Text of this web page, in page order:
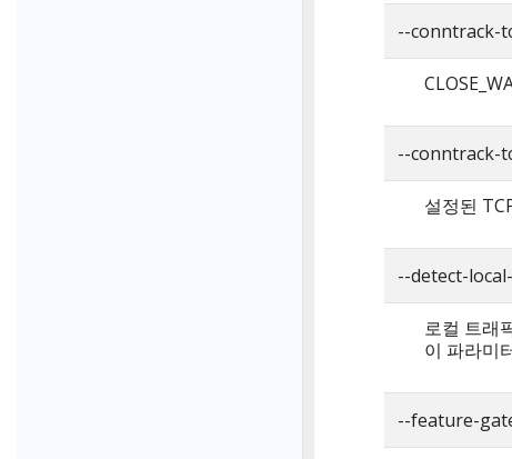
--conntrack-
--conntrack-
설정된
--detect-
로컬 트래
이 파라미
--feature-